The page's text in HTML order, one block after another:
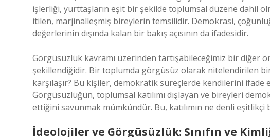
işlerliği, yurttaşların eşit bir şekilde toplumsal düzene dahil
itilen, marjinalleşmiş bireylerin temsilidir. Demokrasi,
değerlerinin dışında kalan bir bakış açısının da ifadesidir.
Görgüsüzlük kavramı üzerinden tartışabileceğimiz bir diğer
şekillendiğidir. Bir toplumda görgüsüz olarak nitelendirilen
karşılaşır? Bu kişiler, demokratik süreçlerde kendilerini ifade
Görgüsüzlüğün, toplumsal katılımı dışlayan ve bireyleri
ettiğini savunmak mümkündür. Bu, katılımın ne denli
İdeolojiler ve Görgüsüzlük: Sınıfın ve